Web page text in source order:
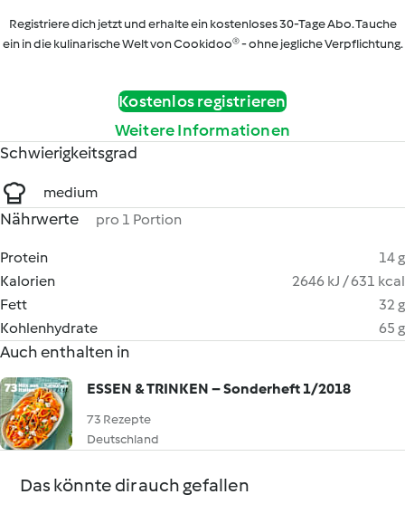
Registriere dich jetzt und erhalte ein kostenloses 30-Tage Abo. Tauche
ein in die kulinarische Welt von Cookidoo® - ohne jegliche Verpflichtung.
Kostenlos registrieren
Weitere Informationen
Schwierigkeitsgrad
medium
Nährwerte pro 1 Portion
Protein
14 g
Kalorien
2646 kJ / 631 kcal
Fett
32 g
Kohlenhydrate
65 g
Auch enthalten in
ESSEN & TRINKEN – Sonderheft 1/2018
73 Rezepte
Deutschland
Das könnte dir auch gefallen